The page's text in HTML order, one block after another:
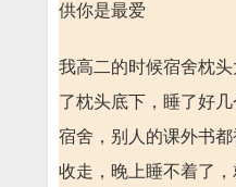
供你是最爱
我高二的时候宿舍枕
了枕头底下，睡了好
宿舍，别人的课外书
收走，晚上睡不着了